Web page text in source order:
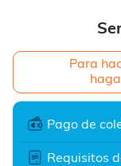
Para
Pago de
Requisitos